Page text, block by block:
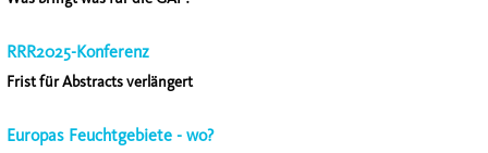
RRR2025-Konferenz
Frist für Abstracts verlängert
Europas Feuchtgebiete - wo?